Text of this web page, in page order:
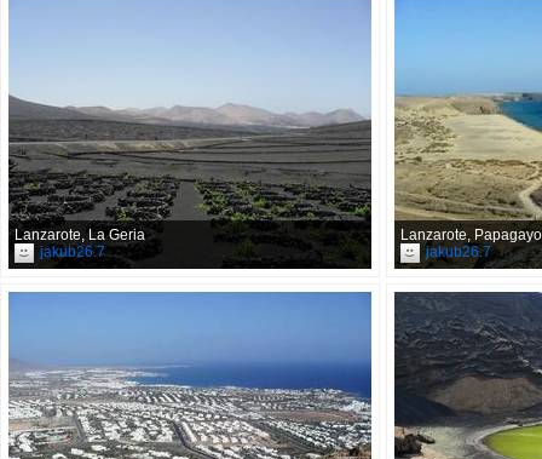
Lanzarote, La Geria
jakub26.7
Lanzarote, Papagayo
jakub26.7